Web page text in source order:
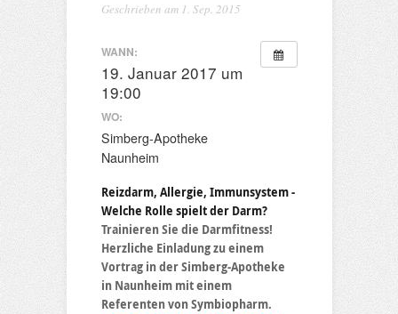
Geschrieben am 1. Sep. 2015
WANN:
19. Januar 2017 um
19:00
WO:
Simberg-Apotheke
Naunheim
Reizdarm, Allergie, Immunsystem -
Welche Rolle spielt der Darm?
Trainieren Sie die Darmfitness!
Herzliche Einladung zu einem
Vortrag in der Simberg-Apotheke
in Naunheim mit einem
Referenten von Symbiopharm.